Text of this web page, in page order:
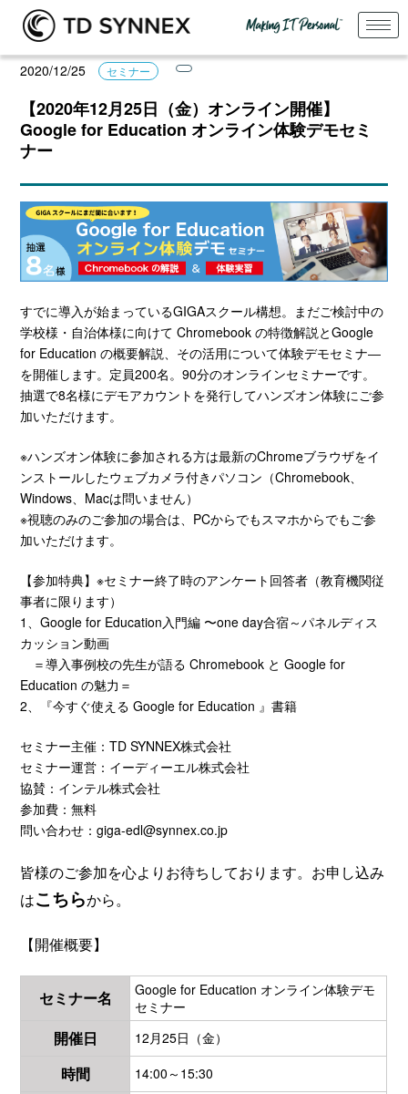
2020/12/25 セミナー
【2020年12月25日（金）オンライン開催】
Google for Education オンライン体験デモセミ
ナー
すでに導入が始まっているGIGAスクール構想。
まだご検討中の
学校様・自治体様に向けて Chromebook の特徴解説とGoogle
for Education の概要解説、その活用について体験デモセミナ―
を開催します。 定員200名。90分のオンラインセミナーです。
抽選で8名様にデモアカウントを発行してハンズオン体験にご参
加いただけます。
※ハンズオン体験に参加される方は最新のChromeブラウザをイ
ンストールしたウェブカメラ付きパソコン（Chromebook、
Windows、Macは問いません）
※視聴のみのご参加の場合は、PCからでもスマホからでもご参
加いただけます。
【参加特典】※セミナー終了時のアンケート回答者（教育機関従
事者に限ります）
1、Google for Education入門編 〜one day合宿～パネルディス
カッション動画
＝導入事例校の先生が語る Chromebook と Google for
Education の魅力＝
2、『今すぐ使える Google for Education 』書籍
セミナー主催：TD SYNNEX株式会社
セミナー運営：イーディーエル株式会社
協賛：インテル株式会社
参加費：無料
問い合わせ：giga-edl@synnex.co.jp
皆様のご参加を心よりお待ちしております。お申し込み
はこちらから。
【開催概要】
セミナー名
Google for Education オンライン体験デモ
セミナー
開催日 12月25日（金）
時間 14:00～15:30